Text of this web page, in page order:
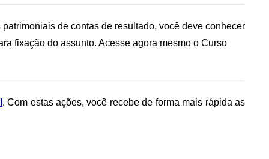
de contas de resultado, você deve conhecer
fixação do assunto. Acesse agora mesmo o Curso
. Com estas ações, você recebe de forma mais rápida as